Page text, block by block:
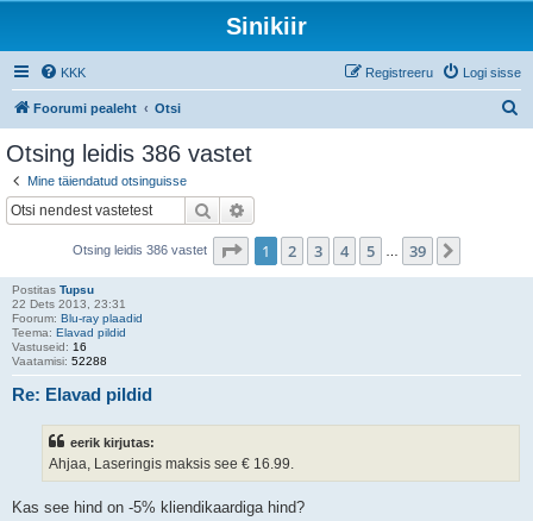
Sinikiir
KKK Logi sisse
Registreeru
Foorumi pealeht Otsi
Otsing leidis 386 vastet
Mine täiendatud otsinguisse
Otsi
Otsing leidis 386 vastet . leht39 -st
1 2 3 4 5 39
Postitas Tupsu
22 Dets 2013, 23:31
Foorum: Blu-ray plaadid
Teema: Elavad pildid
Vastuseid: 16
Vaatamisi: 52288
Re: Elavad pildid
eerik kirjutas:
Ahjaa, Laseringis maksis see € 16.99.
Kas see hind on -5% kliendikaardiga hind?